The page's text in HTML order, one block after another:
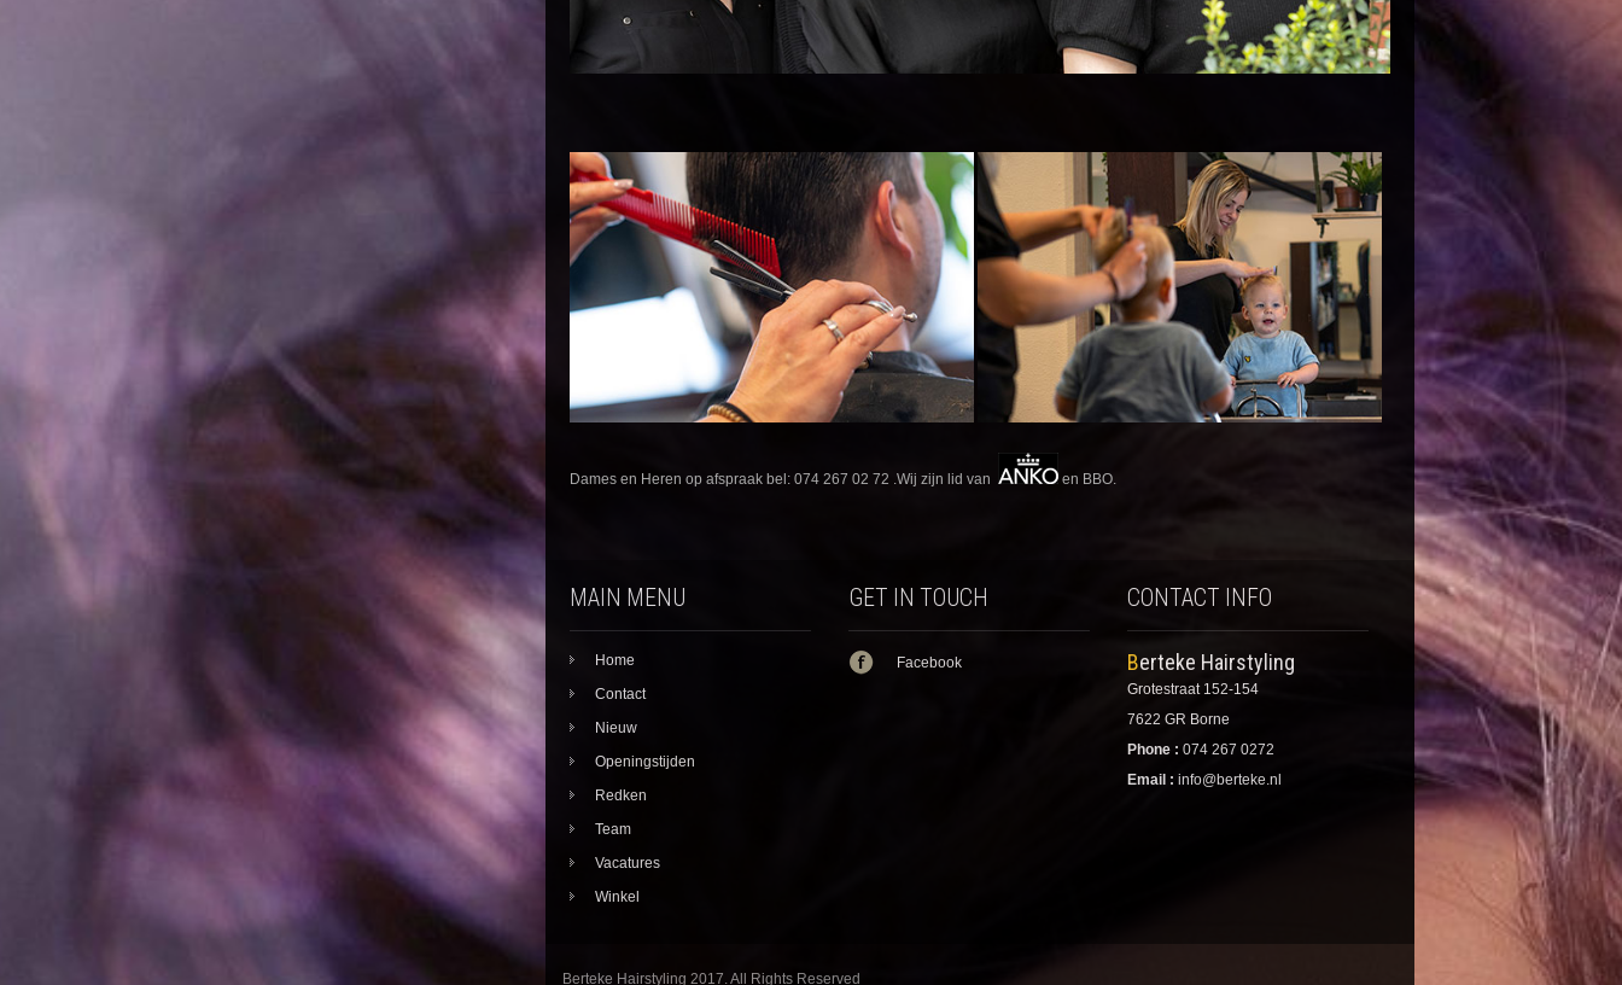
Dames en Heren op afspraak bel: 074 267 02 72 .Wij zijn lid van en BBO.
MAIN MENU
Home
Contact
Nieuw
Openingstijden
Redken
Team
Vacatures
Winkel
GET IN TOUCH
Facebook
CONTACT INFO
Berteke Hairstyling
Grotestraat 152-154
7622 GR Borne
Phone : 074 267 0272
Email : info@berteke.nl
Berteke Hairstyling 2017. All Rights Reserved